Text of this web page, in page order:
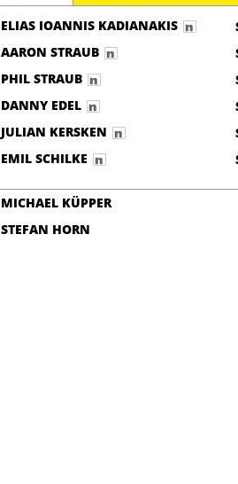
ELIAS IOANNIS KADIANAKIS
AARON STRAUB
PHIL STRAUB
DANNY EDEL
JULIAN KERSKEN
EMIL SCHILKE
MICHAEL KÜPPER
STEFAN HORN